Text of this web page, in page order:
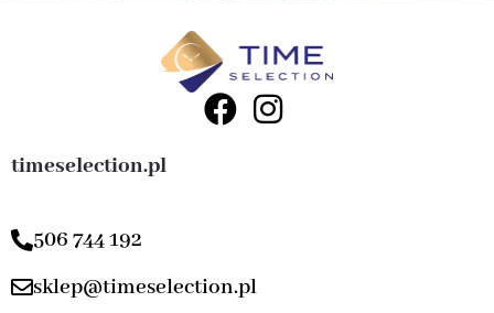
timeselection.pl
506 744 192
sklep@timeselection.pl